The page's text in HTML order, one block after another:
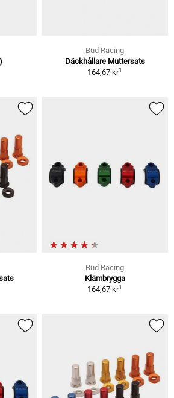
Bud Racing
Däckhållare Muttersats
164,67 kr1
Bud Racing
Klämbrygga
164,67 kr1